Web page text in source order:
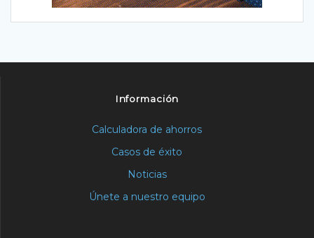
Información
Calculadora de ahorros
Casos de éxito
Noticias
Únete a nuestro equipo